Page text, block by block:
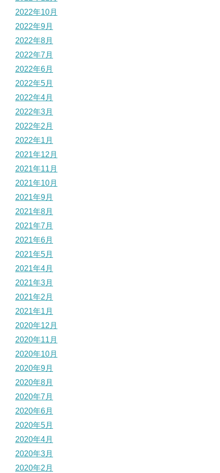
2022年10月
2022年9月
2022年8月
2022年7月
2022年6月
2022年5月
2022年4月
2022年3月
2022年2月
2022年1月
2021年12月
2021年11月
2021年10月
2021年9月
2021年8月
2021年7月
2021年6月
2021年5月
2021年4月
2021年3月
2021年2月
2021年1月
2020年12月
2020年11月
2020年10月
2020年9月
2020年8月
2020年7月
2020年6月
2020年5月
2020年4月
2020年3月
2020年2月